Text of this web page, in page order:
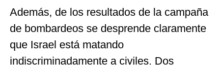
Además, de los resultados de la campaña
de bombardeos se desprende claramente
que Israel está matando
indiscriminadamente a civiles. Dos